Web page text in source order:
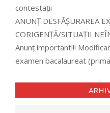
contestații
ANUNȚ DESFĂȘURAREA
CORIGENȚĂ/SITUAȚII
Anunț important!!!
examen bacalaureat